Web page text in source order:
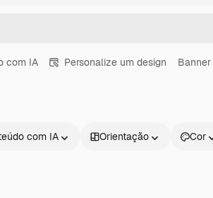
com IA Personalize um design Banner
com IA Orientação Cor